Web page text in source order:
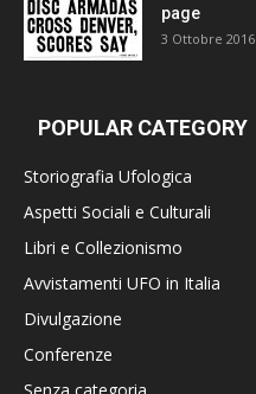
page
3 Ottobre 2016
POPULAR CATEGORY
Storiografia Ufologica
Aspetti Sociali e Culturali
Libri e Collezionismo
Avvistamenti UFO in Italia
Divulgazione
Conferenze
Senza categoria